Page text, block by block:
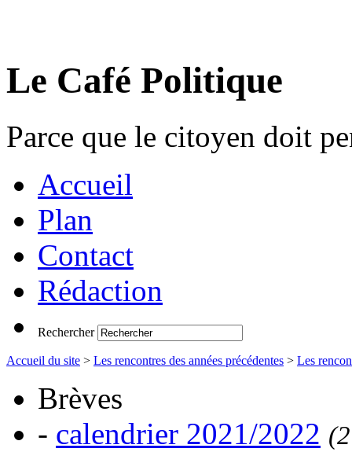
Le Café Politique
Parce que le citoyen doit
Accueil
Plan
Contact
Rédaction
Rechercher
Accueil du site > Les rencontres des années précédentes > Les
Brèves
- calendrier 2021/2022